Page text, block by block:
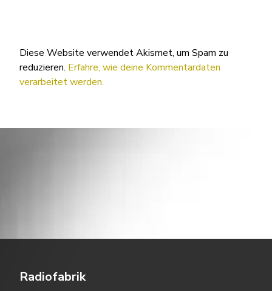
Diese Website verwendet Akismet, um Spam zu
reduzieren. Erfahre, wie deine Kommentardaten
verarbeitet werden.
Radiofabrik